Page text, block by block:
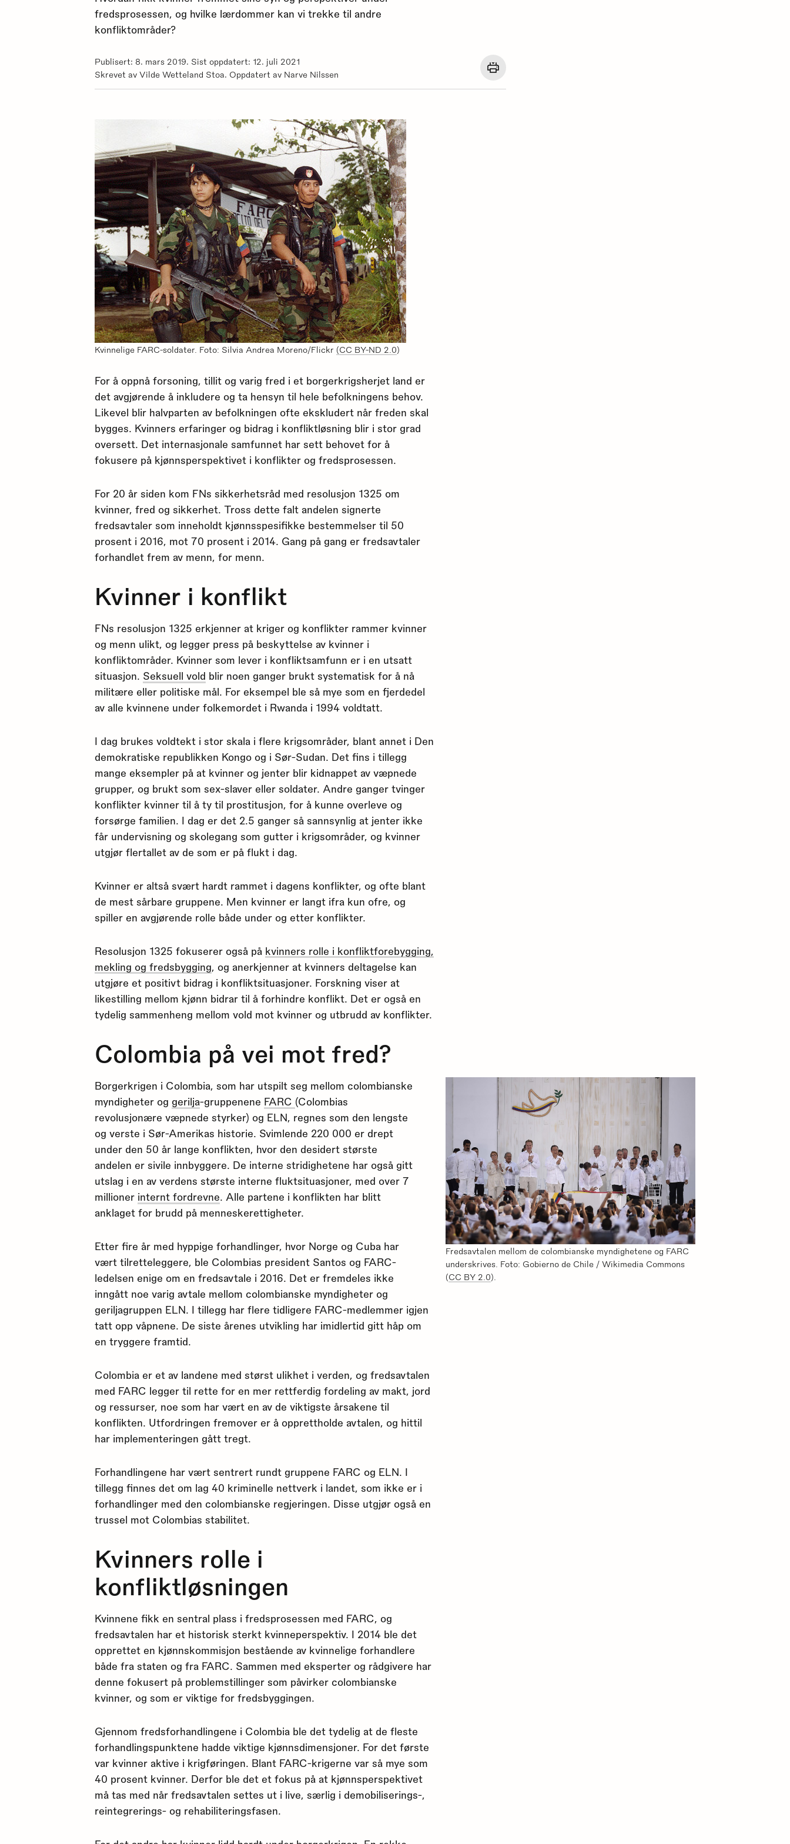
fredsprosessen, og hvilke lærdommer kan vi trekke til andre
konfliktområder?
Publisert: 8. mars 2019. Sist oppdatert: 12. juli 2021
Skrevet av Vilde Wetteland Stoa. Oppdatert av Narve Nilssen
Åpne
en
dialogboks
Kvinnelige FARC-soldater. Foto: Silvia Andrea Moreno/Flickr (CC BY-ND 2.0)
For å oppnå forsoning, tillit og varig fred i et borgerkrigsherjet land er
det avgjørende å inkludere og ta hensyn til hele befolkningens behov.
Likevel blir halvparten av befolkningen ofte ekskludert når freden skal
bygges. Kvinners erfaringer og bidrag i konfliktløsning blir i stor grad
oversett. Det internasjonale samfunnet har sett behovet for å
fokusere på kjønnsperspektivet i konflikter og fredsprosessen.
For 20 år siden kom FNs sikkerhetsråd med resolusjon 1325 om
kvinner, fred og sikkerhet. Tross dette falt andelen signerte
fredsavtaler som inneholdt kjønnsspesifikke bestemmelser til 50
prosent i 2016, mot 70 prosent i 2014. Gang på gang er fredsavtaler
forhandlet frem av menn, for menn.
Kvinner i konflikt
FNs resolusjon 1325 erkjenner at kriger og konflikter rammer kvinner
og menn ulikt, og legger press på beskyttelse av kvinner i
konfliktområder. Kvinner som lever i konfliktsamfunn er i en utsatt
situasjon. Seksuell vold blir noen ganger brukt systematisk for å nå
militære eller politiske mål. For eksempel ble så mye som en fjerdedel
av alle kvinnene under folkemordet i Rwanda i 1994 voldtatt.
I dag brukes voldtekt i stor skala i flere krigsområder, blant annet i Den
demokratiske republikken Kongo og i Sør-Sudan. Det fins i tillegg
mange eksempler på at kvinner og jenter blir kidnappet av væpnede
grupper, og brukt som sex-slaver eller soldater. Andre ganger tvinger
konflikter kvinner til å ty til prostitusjon, for å kunne overleve og
forsørge familien. I dag er det 2.5 ganger så sannsynlig at jenter ikke
får undervisning og skolegang som gutter i krigsområder, og kvinner
utgjør flertallet av de som er på flukt i dag.
Kvinner er altså svært hardt rammet i dagens konflikter, og ofte blant
de mest sårbare gruppene. Men kvinner er langt ifra kun ofre, og
spiller en avgjørende rolle både under og etter konflikter.
Resolusjon 1325 fokuserer også på kvinners rolle i konfliktforebygging,
mekling og fredsbygging , og anerkjenner at kvinners deltagelse kan
utgjøre et positivt bidrag i konfliktsituasjoner. Forskning viser at
likestilling mellom kjønn bidrar til å forhindre konflikt. Det er også en
tydelig sammenheng mellom vold mot kvinner og utbrudd av konflikter.
Colombia på vei mot fred?
Fredsavtalen mellom de colombianske myndighetene og FARC
underskrives. Foto: Gobierno de Chile / Wikimedia Commons
(CC BY 2.0).
Borgerkrigen i Colombia, som har utspilt seg mellom colombianske
myndigheter og gerilja-gruppenene FARC (Colombias
revolusjonære væpnede styrker) og ELN, regnes som den lengste
og verste i Sør-Amerikas historie. Svimlende 220 000 er drept
under den 50 år lange konflikten, hvor den desidert største
andelen er sivile innbyggere. De interne stridighetene har også gitt
utslag i en av verdens største interne fluktsituasjoner, med over 7
millioner internt fordrevne. Alle partene i konflikten har blitt
anklaget for brudd på menneskerettigheter.
Etter fire år med hyppige forhandlinger, hvor Norge og Cuba har
vært tilretteleggere, ble Colombias president Santos og FARC-
ledelsen enige om en fredsavtale i 2016. Det er fremdeles ikke
inngått noe varig avtale mellom colombianske myndigheter og
geriljagruppen ELN. I tillegg har flere tidligere FARC-medlemmer igjen
tatt opp våpnene. De siste årenes utvikling har imidlertid gitt håp om
en tryggere framtid.
Colombia er et av landene med størst ulikhet i verden, og fredsavtalen
med FARC legger til rette for en mer rettferdig fordeling av makt, jord
og ressurser, noe som har vært en av de viktigste årsakene til
konflikten. Utfordringen fremover er å opprettholde avtalen, og hittil
har implementeringen gått tregt.
Forhandlingene har vært sentrert rundt gruppene FARC og ELN. I
tillegg finnes det om lag 40 kriminelle nettverk i landet, som ikke er i
forhandlinger med den colombianske regjeringen. Disse utgjør også en
trussel mot Colombias stabilitet.
Kvinners rolle i
konfliktløsningen
Kvinnene fikk en sentral plass i fredsprosessen med FARC, og
fredsavtalen har et historisk sterkt kvinneperspektiv. I 2014 ble det
opprettet en kjønnskommisjon bestående av kvinnelige forhandlere
både fra staten og fra FARC. Sammen med eksperter og rådgivere har
denne fokusert på problemstillinger som påvirker colombianske
kvinner, og som er viktige for fredsbyggingen.
Gjennom fredsforhandlingene i Colombia ble det tydelig at de fleste
forhandlingspunktene hadde viktige kjønnsdimensjoner. For det første
var kvinner aktive i krigføringen. Blant FARC-krigerne var så mye som
40 prosent kvinner. Derfor ble det et fokus på at kjønnsperspektivet
må tas med når fredsavtalen settes ut i live, særlig i demobiliserings-,
reintegrerings- og rehabiliteringsfasen.